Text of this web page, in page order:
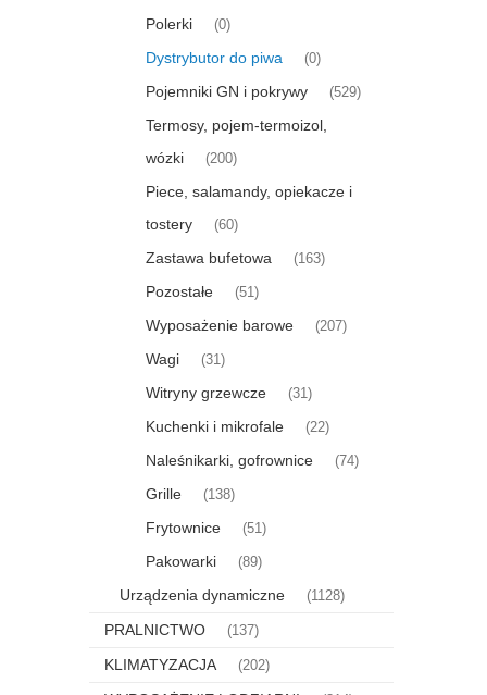
Polerki (0)
Dystrybutor do piwa (0)
Pojemniki GN i pokrywy (529)
Termosy, pojem-termoizol,
wózki
(200)
Piece, salamandy, opiekacze i
tostery
(60)
Zastawa bufetowa (163)
Pozostałe (51)
Wyposażenie barowe (207)
Wagi (31)
Witryny grzewcze (31)
Kuchenki i mikrofale (22)
Naleśnikarki, gofrownice (74)
Grille (138)
Frytownice (51)
Pakowarki (89)
Urządzenia dynamiczne (1128)
PRALNICTWO (137)
KLIMATYZACJA (202)